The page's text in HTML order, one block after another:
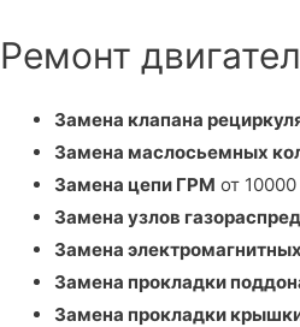
Ремонт
Замена клапана
Замена маслосьемных
Замена цепи ГРМ от 10000
Замена узлов
Замена
Замена прокладки
Замена прокладки